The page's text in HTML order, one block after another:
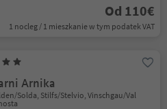
Od 110€
1 nocleg / 1 mieszkanie w tym podatek VAT
Arnika
Solda, Stilfs/Stelvio, Vinschgau/Val